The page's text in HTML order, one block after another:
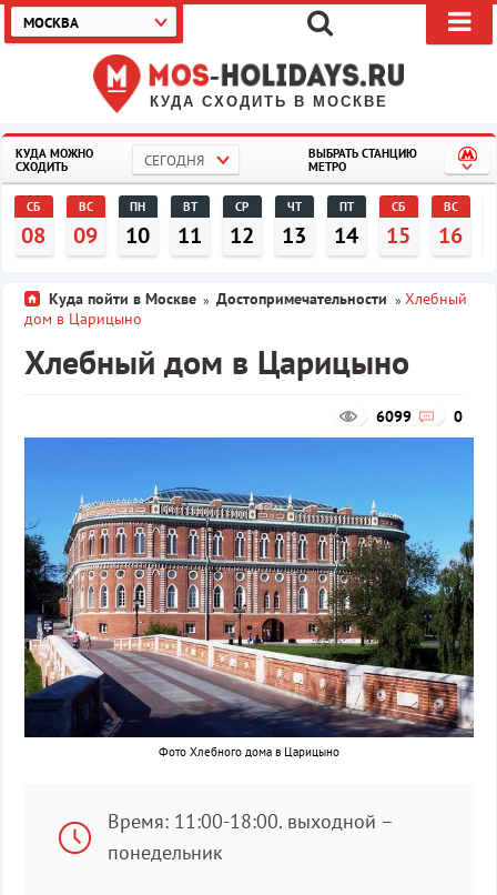
КУДА СХОДИТЬ В МОСКВЕ
МОСКВА
КУДА МОЖНО
СХОДИТЬ
СЕГОДНЯ
ВЫБРАТЬ СТАНЦИЮ
МЕТРО
СБ
08
ВС
09
ПН
10
ВТ
11
СР
12
ЧТ
13
ПТ
14
СБ
15
ВС
16
Куда пойти в Москве » Достопримечательности » Хлебный
дом в Царицыно
Хлебный дом в Царицыно
0
6099
Фото Хлебного дома в Царицыно
Время: 11:00-18:00. выходной –
понедельник